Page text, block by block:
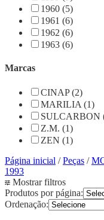
1960 (5)
1961 (6)
1962 (6)
1963 (6)
Marcas
CINAP (2)
MARILIA (1)
SULCARBON
Z.M. (1)
ZEN (1)
Página inicial /Peças /
1993
Mostrar filtros
Produtos por página:
Ordenação: